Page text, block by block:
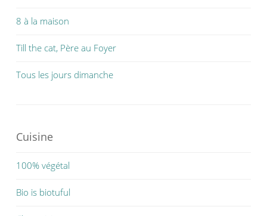
8 à la maison
Till the cat, Père au Foyer
Tous les jours dimanche
Cuisine
100% végétal
Bio is biotuful